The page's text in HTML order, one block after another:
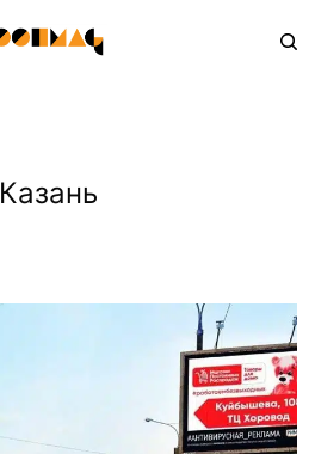
Казань